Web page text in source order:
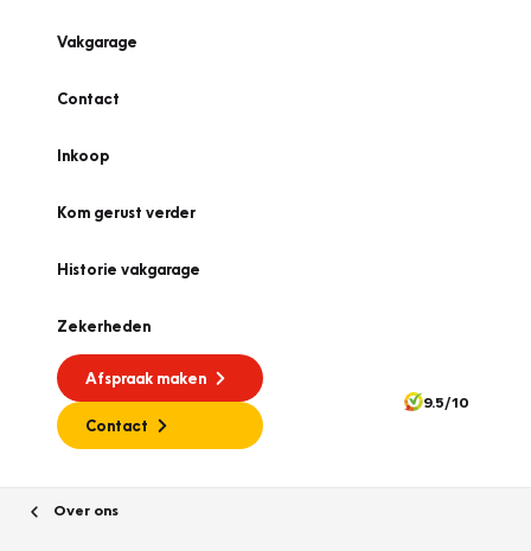
Vakgarage
Contact
Inkoop
Kom gerust verder
Historie vakgarage
Zekerheden
Afspraak maken
Contact
9.5/10
Over ons